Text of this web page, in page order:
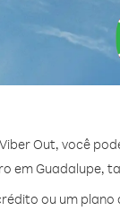
Out, você
em Guadalupe,
ou um